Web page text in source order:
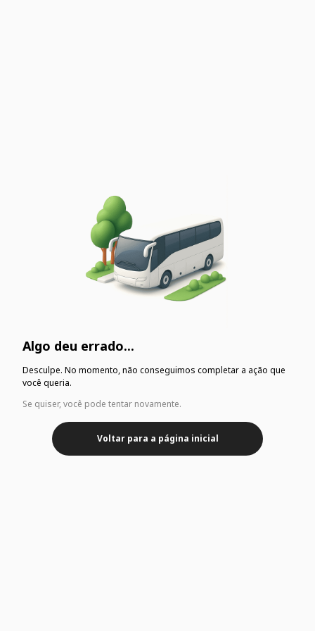
Algo deu errado...
Desculpe. No momento, não conseguimos completar a ação que
você queria.
Se quiser, você pode tentar novamente.
Voltar para a página inicial